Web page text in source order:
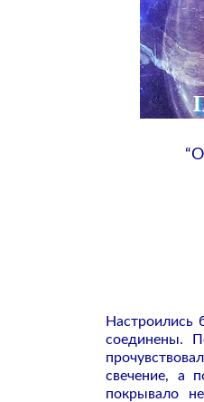
Настроились
соединены.
свечение, а
покрывало